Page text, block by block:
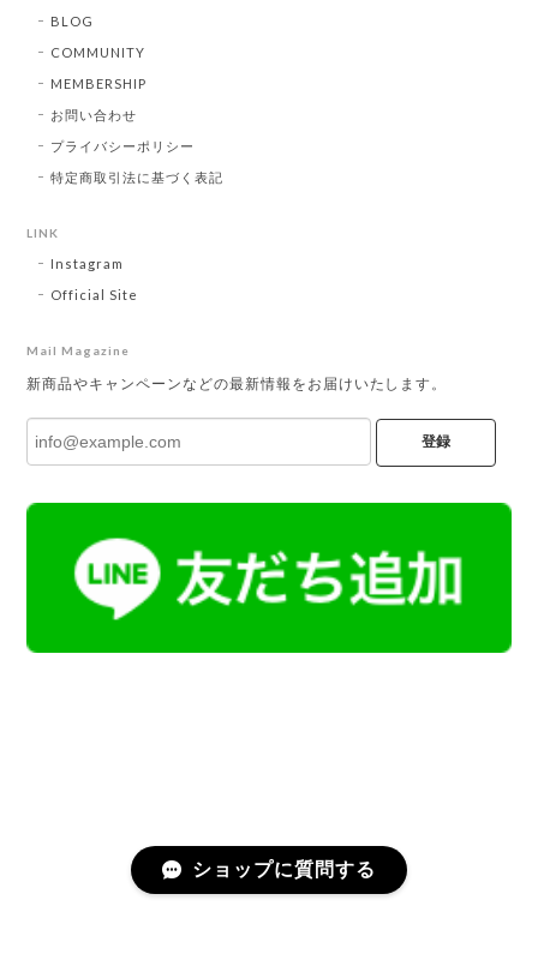
BLOG
COMMUNITY
MEMBERSHIP
お問い合わせ
プライバシーポリシー
特定商取引法に基づく表記
LINK
Instagram
Official Site
Mail Magazine
新商品やキャンペーンなどの最新情報をお届けいたします。
登録
ショップに質問する